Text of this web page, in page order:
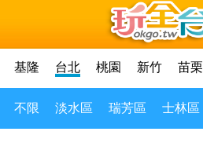
基隆 台北 桃園 新竹 苗栗
不限 淡水區 瑞芳區 士林區